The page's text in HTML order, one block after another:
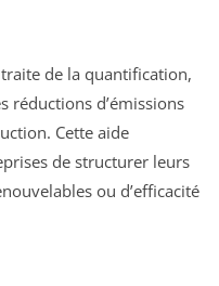
de la quantification,
réductions d’émissions
Cette aide
de structurer leurs
ou d’efficacité